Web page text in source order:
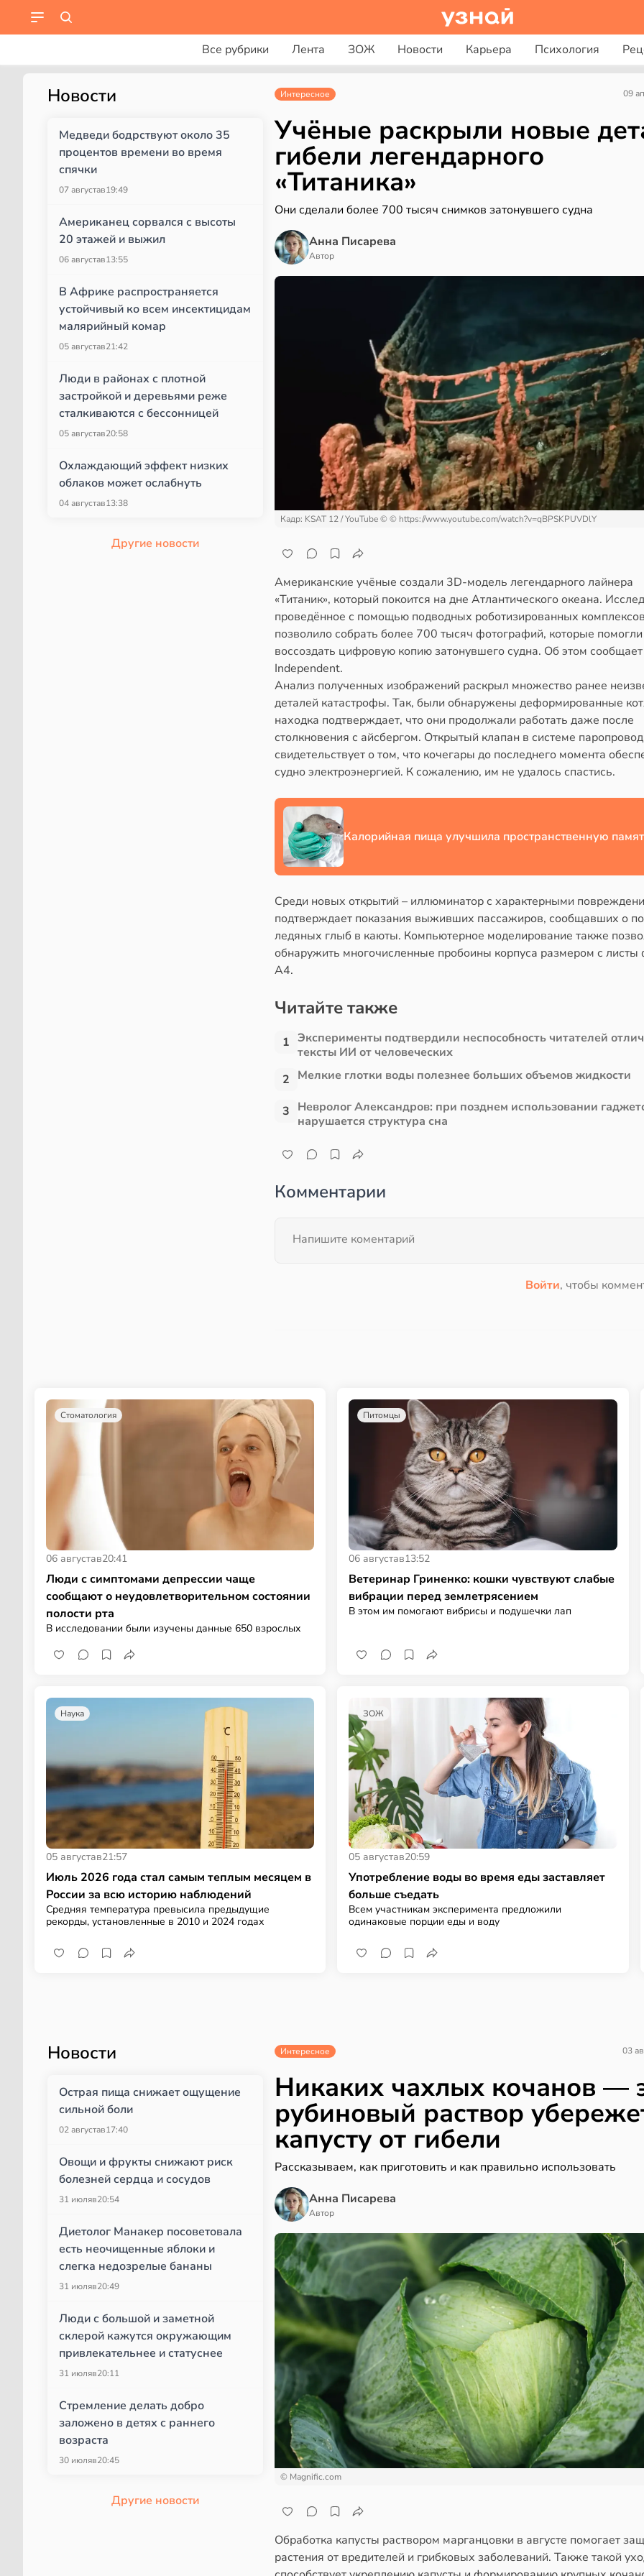
Все рубрики Лента ЗОЖ Новости Карьера Психология
Новости
Медведи бодрствуют около 35
процентов времени во время
спячки
07 августав19:49
Американец сорвался с высоты
20 этажей и выжил
06 августав13:55
В Африке распространяется
устойчивый ко всем инсектицидам
малярийный комар
05 августав21:42
Люди в районах с плотной
застройкой и деревьями реже
сталкиваются с бессонницей
05 августав20:58
Охлаждающий эффект низких
облаков может ослабнуть
04 августав13:38
Другие новости
Интересное 09
Учёные раскрыли новые
гибели легендарного
«Титаника»
Они сделали более 700 тысяч снимков затонувшего судна
Анна Писарева
Автор
Кадр: KSAT 12 / YouTube ©© https://www.youtube.com/watch?v=qBPSKPUVDlY
Американские учёные создали 3D-модель легендарного лайнера
«Титаник», который покоится на дне Атлантического океана.
проведённое с помощью подводных роботизированных
позволило собрать более 700 тысяч фотографий, которые помогли
воссоздать цифровую копию затонувшего судна. Об этом
Independent.
Анализ полученных изображений раскрыл множество ранее
деталей катастрофы. Так, были обнаружены деформированные
находка подтверждает, что они продолжали работать даже после
столкновения с айсбергом. Открытый клапан в системе
свидетельствует о том, что кочегары до последнего момента
судно электроэнергией. К сожалению, им не удалось спастись.
Калорийная пища улучшила пространственную
Среди новых открытий – иллюминатор с характерными
подтверждает показания выживших пассажиров, сообщавших о
ледяных глыб в каюты. Компьютерное моделирование также
обнаружить многочисленные пробоины корпуса размером с листы
А4.
Читайте также
1 Эксперименты подтвердили неспособность читателей
тексты ИИ от человеческих
2 Мелкие глотки воды полезнее больших объемов жидкости
3 Невролог Александров: при позднем использовании
нарушается структура сна
Комментарии
Войти, чтобы
Стоматология
06 августав20:41
Люди с симптомами депрессии чаще
сообщают о неудовлетворительном состоянии
полости рта
В исследовании были изучены данные 650 взрослых
Питомцы
06 августав13:52
Ветеринар Гриненко: кошки чувствуют слабые
вибрации перед землетрясением
В этом им помогают вибрисы и подушечки лап
Наука
05 августав21:57
Июль 2026 года стал самым теплым месяцем в
России за всю историю наблюдений
Средняя температура превысила предыдущие
рекорды, установленные в 2010 и 2024 годах
ЗОЖ
05 августав20:59
Употребление воды во время еды заставляет
больше съедать
Всем участникам эксперимента предложили
одинаковые порции еды и воду
Новости
Острая пища снижает ощущение
сильной боли
02 августав17:40
Овощи и фрукты снижают риск
болезней сердца и сосудов
31 июляв20:54
Диетолог Манакер посоветовала
есть неочищенные яблоки и
слегка недозрелые бананы
31 июляв20:49
Люди с большой и заметной
склерой кажутся окружающим
привлекательнее и статуснее
31 июляв20:11
Стремление делать добро
заложено в детях с раннего
возраста
30 июляв20:45
Другие новости
Интересное 03
Никаких чахлых кочанов —
рубиновый раствор
капусту от гибели
Рассказываем, как приготовить и как правильно использовать
Анна Писарева
Автор
© Magnific.com
Обработка капусты раствором марганцовки в августе помогает
растения от вредителей и грибковых заболеваний. Также такой